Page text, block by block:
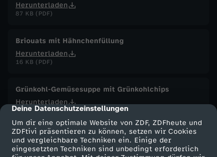
cmp-dialog-description
Deine Datenschutzeinstellungen
Um dir eine optimale Website von ZDF, ZDFheute und
ZDFtivi präsentieren zu können, setzen wir Cookies
und vergleichbare Techniken ein. Einige der
eingesetzten Techniken sind unbedingt erforderlich
Herunterladen
87 KB (PDF)
Briouats mit Hähnchenfüllung
Herunterladen
16 KB (PDF)
Grünkohl-Gemüsesuppe mit Grünkohlchips
Herunterladen
63 KB (PDF)
Selbstgemachtes Knäckebrot
Herunterladen